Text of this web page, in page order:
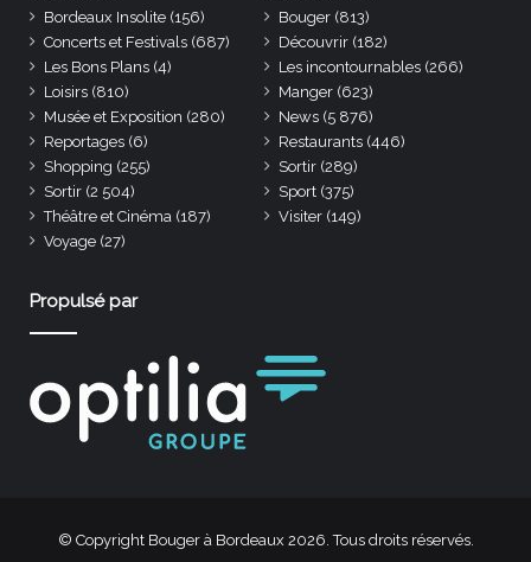
Bordeaux Insolite (156) Bouger (813)
Concerts et Festivals (687) Découvrir (182)
Les Bons Plans (4) Les incontournables (266)
Loisirs (810) Manger (623)
Musée et Exposition (280) News (5 876)
Reportages (6) Restaurants (446)
Shopping (255) Sortir (289)
Sortir (2 504) Sport (375)
Théâtre et Cinéma (187) Visiter (149)
Voyage (27)
Propulsé par
© Copyright Bouger à Bordeaux 2026. Tous droits réservés.